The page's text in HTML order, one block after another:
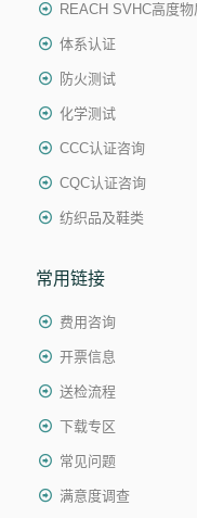
REACH SVHC高度物
体系认证
防火测试
化学测试
CCC认证咨询
CQC认证咨询
纺织品及鞋类
常用链接
费用咨询
开票信息
送检流程
下载专区
常见问题
满意度调查